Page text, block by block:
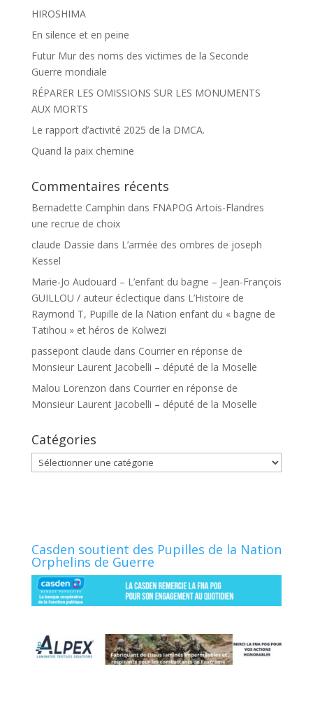
HIROSHIMA
En silence et en peine
Futur Mur des noms des victimes de la Seconde
Guerre mondiale
RÉPARER LES OMISSIONS SUR LES MONUMENTS
AUX MORTS
Le rapport d’activité 2025 de la DMCA.
Quand la paix chemine
Commentaires récents
Bernadette Camphin dans FNAPOG Artois-Flandres
une recrue de choix
claude Dassie dans L’armée des ombres de joseph
Kessel
Marie-Jo Audouard – L’enfant du bagne – Jean-François
GUILLOU / auteur éclectique dans L’Histoire de
Raymond T, Pupille de la Nation enfant du « bagne de
Tatihou » et héros de Kolwezi
passepont claude dans Courrier en réponse de
Monsieur Laurent Jacobelli – député de la Moselle
Malou Lorenzon dans Courrier en réponse de
Monsieur Laurent Jacobelli – député de la Moselle
Catégories
Catégories
Casden soutient des Pupilles de la Nation
Orphelins de Guerre